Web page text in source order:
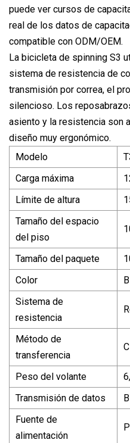
puede ver cursos de
real de los datos de
compatible con ODM/OEM.
La bicicleta de spinning S3
sistema de resistencia de
transmisión por correa, el
silencioso. Los
asiento y la resistencia son
diseño muy ergonómico.
Modelo
Carga máxima
Límite de altura
Tamaño del espacio
del piso
Tamaño del paquete
Color
Sistema de
resistencia
Método de
transferencia
Peso del volante
Transmisión de datos
Fuente de
alimentación